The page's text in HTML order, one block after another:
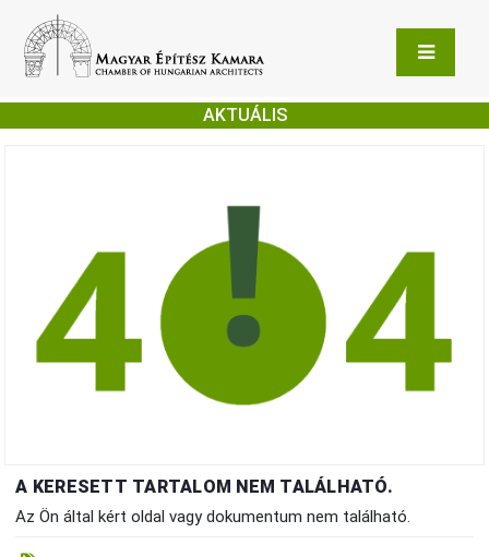
AKTUÁLIS
A KERESETT TARTALOM NEM TALÁLHATÓ.
Az Ön által kért oldal vagy dokumentum nem található.